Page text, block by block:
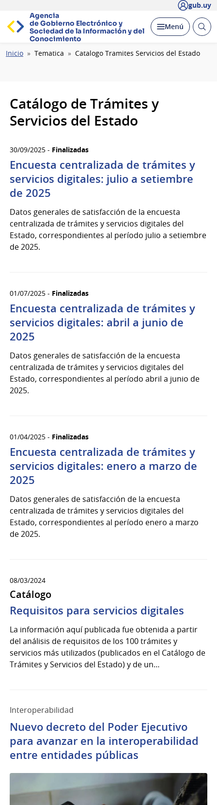
gub.uy
Agencia
de Gobierno Electrónico y
Sociedad de la Información y del
Conocimiento
Desplegar
Menú Abrir
Ruta
Inicio Tematica Catalogo Tramites Servicios del Estado
Catálogo de Trámites y
Servicios del Estado
30/09/2025 - Finalizadas
Encuesta centralizada de trámites y
servicios digitales: julio a setiembre
de 2025
Datos generales de satisfacción de la encuesta
centralizada de trámites y servicios digitales del
Estado, correspondientes al período julio a setiembre
de 2025.
01/07/2025 - Finalizadas
Encuesta centralizada de trámites y
servicios digitales: abril a junio de
2025
Datos generales de satisfacción de la encuesta
centralizada de trámites y servicios digitales del
Estado, correspondientes al período abril a junio de
2025.
01/04/2025 - Finalizadas
Encuesta centralizada de trámites y
servicios digitales: enero a marzo de
2025
Datos generales de satisfacción de la encuesta
centralizada de trámites y servicios digitales del
Estado, correspondientes al período enero a marzo
de 2025.
08/03/2024
Catálogo
Requisitos para servicios digitales
La información aquí publicada fue obtenida a partir
del análisis de requisitos de los 100 trámites y
servicios más utilizados (publicados en el Catálogo de
Trámites y Servicios del Estado) y de un…
Interoperabilidad
Nuevo decreto del Poder Ejecutivo
para avanzar en la interoperabilidad
entre entidades públicas